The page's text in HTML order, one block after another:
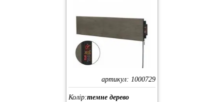
артикул: 1000729
Колір:темне дерево